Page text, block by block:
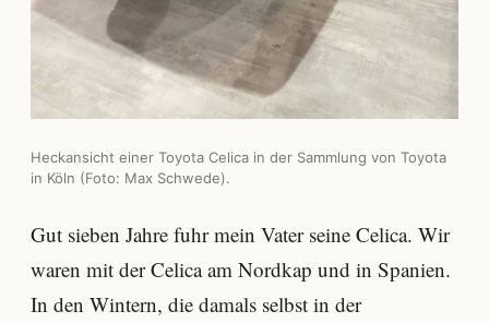
Heckansicht einer Toyota Celica in der Sammlung von Toyota
in Köln (Foto: Max Schwede).
Gut sieben Jahre fuhr mein Vater seine Celica. Wir
waren mit der Celica am Nordkap und in Spanien.
In den Wintern, die damals selbst in der